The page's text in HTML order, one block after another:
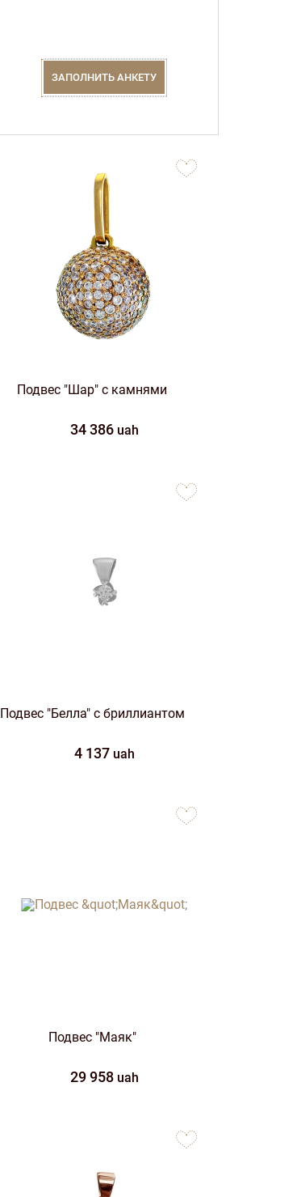
ЗАПОЛНИТЬ АНКЕТУ
Подвес "Шар" с камнями
34 386 uah
favorites
Подвес "Белла" с бриллиантом
4 137 uah
favorites
Подвес "Маяк"
29 958 uah
favorites
favorites